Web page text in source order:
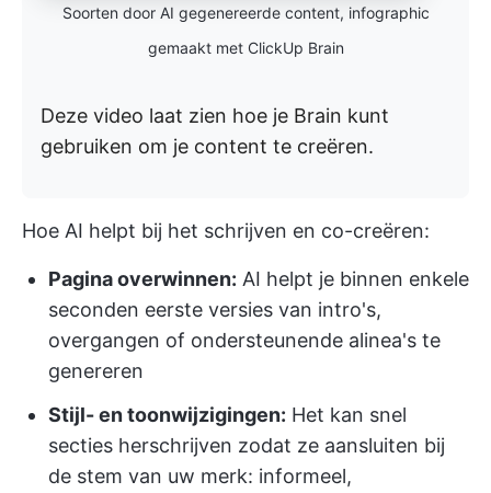
Soorten door AI gegenereerde content, infographic
gemaakt met ClickUp Brain
Deze video laat zien hoe je Brain kunt
gebruiken om je content te creëren.
Hoe AI helpt bij het schrijven en co-creëren:
Pagina overwinnen: AI helpt je binnen enkele
seconden eerste versies van intro's,
overgangen of ondersteunende alinea's te
genereren
Stijl- en toonwijzigingen: Het kan snel
secties herschrijven zodat ze aansluiten bij
de stem van uw merk: informeel,